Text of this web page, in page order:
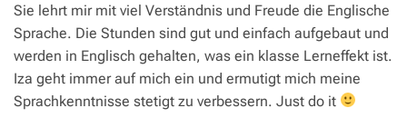
Sie lehrt mir mit viel Verständnis und Freude die Englische
Sprache. Die Stunden sind gut und einfach aufgebaut und
werden in Englisch gehalten, was ein klasse Lerneffekt ist.
Iza geht immer auf mich ein und ermutigt mich meine
Sprachkenntnisse stetigt zu verbessern. Just do it